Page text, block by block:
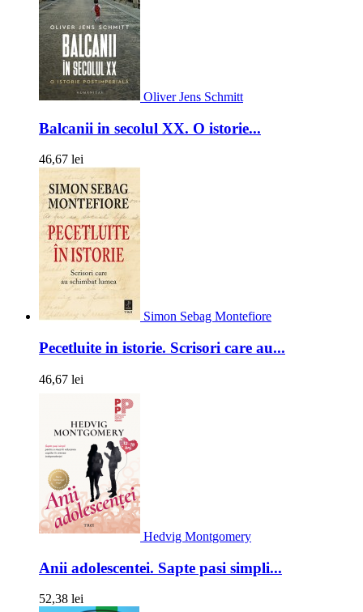
Oliver Jens Schmitt
Balcanii in secolul XX. O istorie...
46,67 lei
Simon Sebag Montefiore
Pecetluite in istorie. Scrisori care au...
46,67 lei
Hedvig Montgomery
Anii adolescentei. Sapte pasi simpli...
52,38 lei